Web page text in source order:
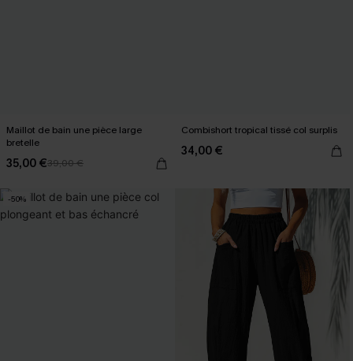
Maillot de bain une pièce large
bretelle
35,00 €39,00 €
Combishort tropical tissé col surplis
34,00 €
-50%